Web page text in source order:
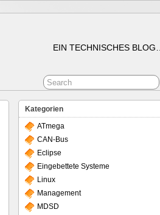
EIN TECHNISCHES BLOG…
Kategorien
ATmega
CAN-Bus
Eclipse
Eingebettete Systeme
Linux
Management
MDSD